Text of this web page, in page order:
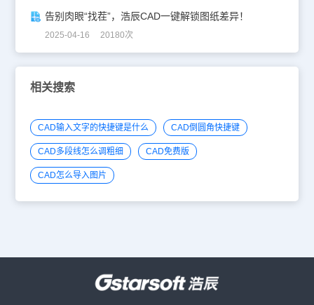
告别肉眼“找茬”，浩辰CAD一键解锁图纸差异！
2025-04-16 20180次
相关搜索
CAD输入文字的快捷键是什么 CAD倒圆角快捷键
CAD多段线怎么调粗细 CAD免费版
CAD怎么导入图片